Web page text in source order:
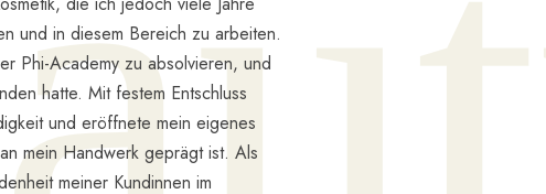
und in diesem Bereich zu arbeiten.
Phi-Academy zu absolvieren, und
hatte. Mit festem Entschluss
und eröffnete mein eigenes
mein Handwerk geprägt ist. Als
meiner Kundinnen im